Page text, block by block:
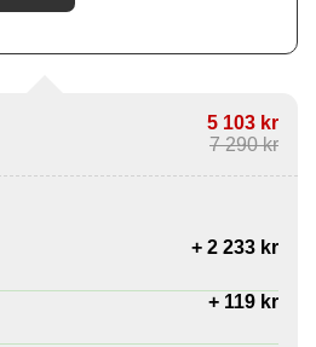
5 103 kr
7 290 kr
+ 2 233 kr
+ 119 kr